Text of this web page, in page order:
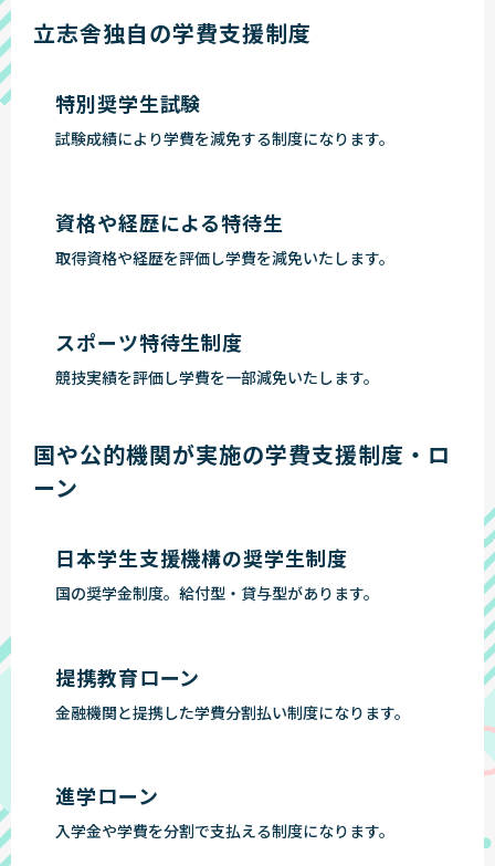
立志舎独自の学費支援制度
特別奨学生試験
試験成績により学費を減免する制度になります。
資格や経歴による特待生
取得資格や経歴を評価し学費を減免いたします。
スポーツ特待生制度
競技実績を評価し学費を一部減免いたします。
国や公的機関が実施の学費支援制度・ロ
ーン
日本学生支援機構の奨学生制度
国の奨学金制度。給付型・貸与型があります。
提携教育ローン
金融機関と提携した学費分割払い制度になります。
進学ローン
入学金や学費を分割で支払える制度になります。